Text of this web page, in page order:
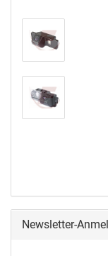
Newsletter-